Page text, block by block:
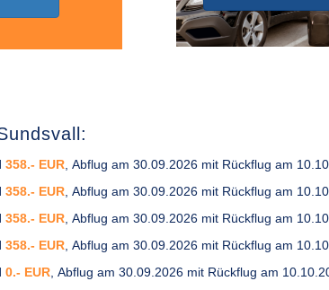
358.- EUR, Abflug am 30.09.2026 mit Rückflug am
358.- EUR, Abflug am 30.09.2026 mit Rückflug am
358.- EUR, Abflug am 30.09.2026 mit Rückflug am
358.- EUR, Abflug am 30.09.2026 mit Rückflug am
0.- EUR, Abflug am 30.09.2026 mit Rückflug am